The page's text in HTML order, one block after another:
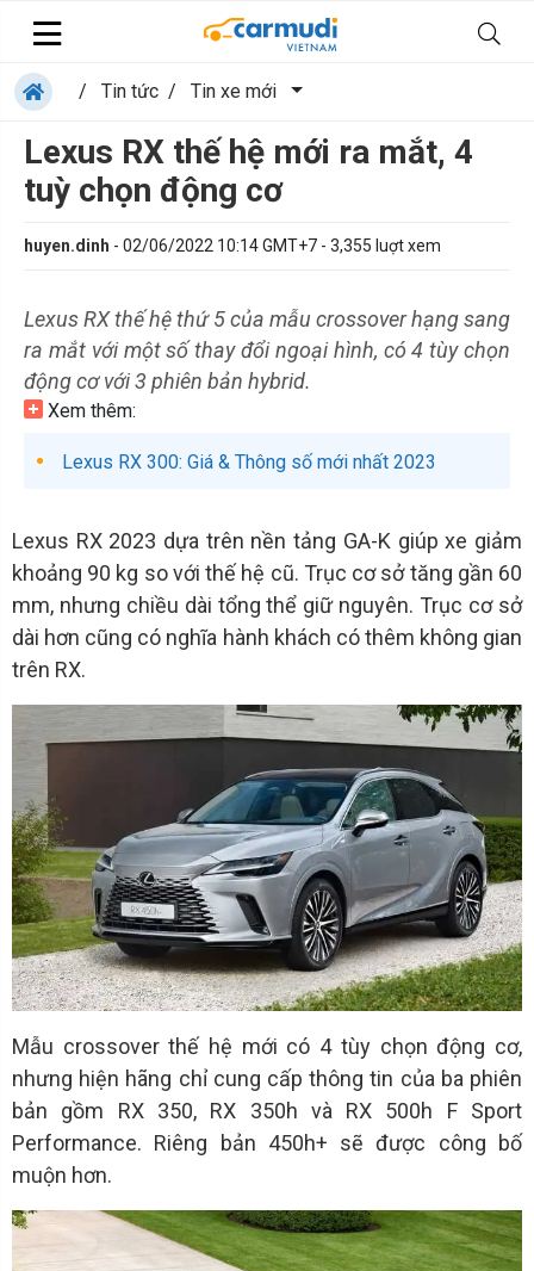
/ Tin tức / Tin xe mới
Lexus RX thế hệ mới ra mắt, 4
tuỳ chọn động cơ
huyen.dinh - 02/06/2022 10:14 GMT+7 - 3,355 luợt xem
Lexus RX thế hệ thứ 5 của mẫu crossover hạng sang
ra mắt với một số thay đổi ngoại hình, có 4 tùy chọn
động cơ với 3 phiên bản hybrid.
Xem thêm:
Lexus RX 300: Giá & Thông số mới nhất 2023
Lexus RX 2023 dựa trên nền tảng GA-K giúp xe giảm
khoảng 90 kg so với thế hệ cũ. Trục cơ sở tăng gần 60
mm, nhưng chiều dài tổng thể giữ nguyên. Trục cơ sở
dài hơn cũng có nghĩa hành khách có thêm không gian
trên RX.
Mẫu crossover thế hệ mới có 4 tùy chọn động cơ,
nhưng hiện hãng chỉ cung cấp thông tin của ba phiên
bản gồm RX 350, RX 350h và RX 500h F Sport
Performance. Riêng bản 450h+ sẽ được công bố
muộn hơn.